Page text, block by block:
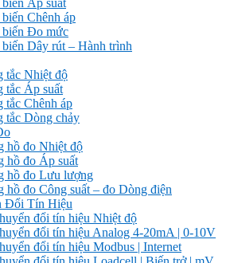
Chênh áp
biến Đo mức
biến Dây rút – Hành trình
tắc Nhiệt độ
tắc Áp suất
tắc Chênh áp
tắc Dòng chảy
hồ đo Nhiệt độ
hồ đo Áp suất
hồ đo Lưu lượng
hồ đo Công suất – đo Dòng điện
Đổi Tín Hiệu
đổi tín hiệu Nhiệt độ
đổi tín hiệu Analog 4-20mA | 0-10V
đổi tín hiệu Modbus | Internet